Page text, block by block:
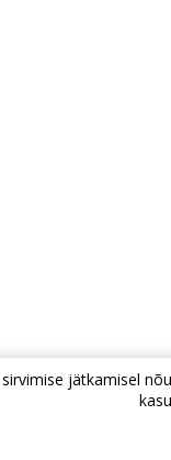
jätkamisel